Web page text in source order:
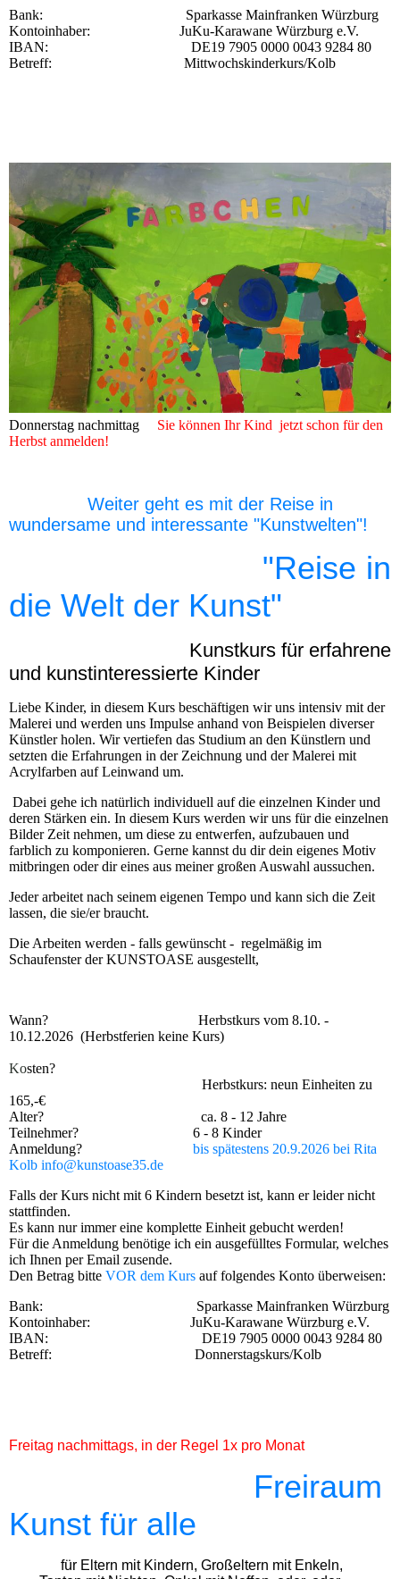
Bank: Sparkasse Mainfranken Würzburg
Kontoinhaber: JuKu-Karawane Würzburg e.V.
IBAN: DE19 7905 0000 0043 9284 80
Betreff: Mittwochskinderkurs/Kolb
Donnerstag nachmittag
Sie können Ihr Kind jetzt schon für den
Herbst anmelden!
Weiter geht es mit der Reise in
wundersame und interessante "Kunstwelten"!
"Reise in
die Welt der Kunst"
Kunstkurs für erfahrene
und kunstinteressierte Kinder
Liebe Kinder, in diesem Kurs beschäftigen wir uns intensiv mit der
Malerei und werden uns Impulse anhand von Beispielen diverser
Künstler holen. Wir vertiefen das Studium an den Künstlern und
setzten die Erfahrungen in der Zeichnung und der Malerei mit
Acrylfarben auf Leinwand um.
Dabei gehe ich natürlich individuell auf die einzelnen Kinder und
deren Stärken ein. In diesem Kurs werden wir uns für die einzelnen
Bilder Zeit nehmen, um diese zu entwerfen, aufzubauen und
farblich zu komponieren. Gerne kannst du dir dein eigenes Motiv
mitbringen oder dir eines aus meiner großen Auswahl aussuchen.
Jeder arbeitet nach seinem eigenen Tempo und kann sich die Zeit
lassen, die sie/er braucht.
Die Arbeiten werden - falls gewünscht - regelmäßig im
Schaufenster der KUNSTOASE ausgestellt,
Wann? Herbstkurs vom 8.10. -
10.12.2026 (Herbstferien keine Kurs)
Kosten?
Herbstkurs: neun Einheiten zu
165,-€
Alter? ca. 8 - 12 Jahre
Teilnehmer? 6 - 8 Kinder
Anmeldung?
bis spätestens 20.9.2026 bei Rita
Kolb info@kunstoase35.de
Falls der Kurs nicht mit 6 Kindern besetzt ist, kann er leider nicht
stattfinden.
Es kann nur immer eine komplette Einheit gebucht werden!
Für die Anmeldung benötige ich ein ausgefülltes Formular, welches
ich Ihnen per Email zusende.
Den Betrag bitte VOR dem Kurs auf folgendes Konto überweisen:
Bank: Sparkasse Mainfranken Würzburg
Kontoinhaber: JuKu-Karawane Würzburg e.V.
IBAN: DE19 7905 0000 0043 9284 80
Betreff: Donnerstagskurs/Kolb
Freitag nachmittags, in der Regel 1x pro Monat
Freiraum
Kunst für alle
für Eltern mit Kindern, Großeltern mit Enkeln,